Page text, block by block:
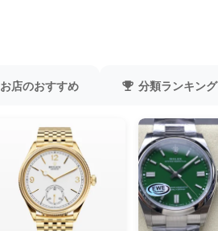
お店のおすすめ 分類ランキング